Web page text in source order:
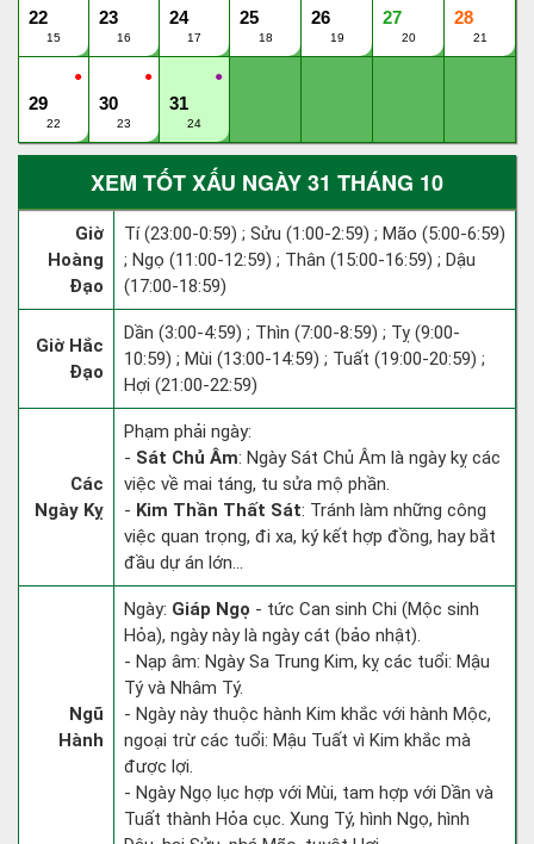
22
15
23
16
24
17
25
18
26
19
27
20
28
21
●
29
22
●
30
23
●
31
24
XEM TỐT XẤU NGÀY 31 THÁNG 10
Giờ
Hoàng
Đạo
Tí (23:00-0:59) ; Sửu (1:00-2:59) ; Mão (5:00-6:59)
; Ngọ (11:00-12:59) ; Thân (15:00-16:59) ; Dậu
(17:00-18:59)
Giờ Hắc
Đạo
Dần (3:00-4:59) ; Thìn (7:00-8:59) ; Tỵ (9:00-
10:59) ; Mùi (13:00-14:59) ; Tuất (19:00-20:59) ;
Hợi (21:00-22:59)
Các
Ngày Kỵ
Phạm phải ngày:
- Sát Chủ Âm: Ngày Sát Chủ Âm là ngày kỵ các
việc về mai táng, tu sửa mộ phần.
- Kim Thần Thất Sát: Tránh làm những công
việc quan trọng, đi xa, ký kết hợp đồng, hay bắt
đầu dự án lớn...
Ngũ
Hành
Ngày: Giáp Ngọ - tức Can sinh Chi (Mộc sinh
Hỏa), ngày này là ngày cát (bảo nhật).
- Nạp âm: Ngày Sa Trung Kim, kỵ các tuổi: Mậu
Tý và Nhâm Tý.
- Ngày này thuộc hành Kim khắc với hành Mộc,
ngoại trừ các tuổi: Mậu Tuất vì Kim khắc mà
được lợi.
- Ngày Ngọ lục hợp với Mùi, tam hợp với Dần và
Tuất thành Hỏa cục. Xung Tý, hình Ngọ, hình